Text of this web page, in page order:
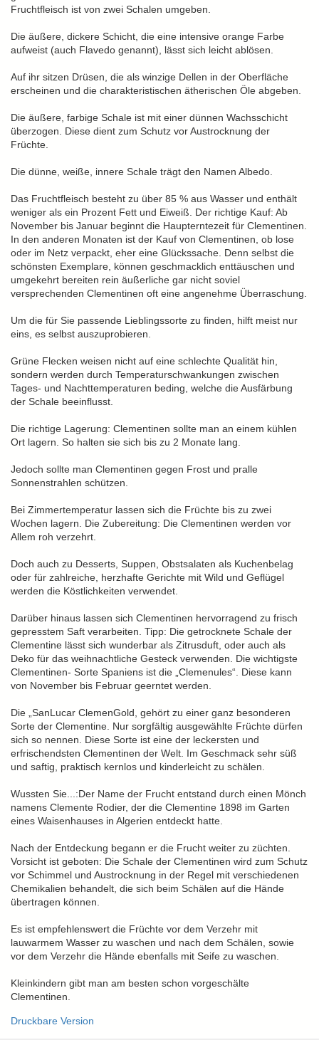
Fruchtfleisch ist von zwei Schalen umgeben.
Die äußere, dickere Schicht, die eine intensive orange Farbe
aufweist (auch Flavedo genannt), lässt sich leicht ablösen.
Auf ihr sitzen Drüsen, die als winzige Dellen in der Oberfläche
erscheinen und die charakteristischen ätherischen Öle abgeben.
Die äußere, farbige Schale ist mit einer dünnen Wachsschicht
überzogen. Diese dient zum Schutz vor Austrocknung der
Früchte.
Die dünne, weiße, innere Schale trägt den Namen Albedo.
Das Fruchtfleisch besteht zu über 85 % aus Wasser und enthält
weniger als ein Prozent Fett und Eiweiß. Der richtige Kauf: Ab
November bis Januar beginnt die Haupterntezeit für Clementinen.
In den anderen Monaten ist der Kauf von Clementinen, ob lose
oder im Netz verpackt, eher eine Glückssache. Denn selbst die
schönsten Exemplare, können geschmacklich enttäuschen und
umgekehrt bereiten rein äußerliche gar nicht soviel
versprechenden Clementinen oft eine angenehme Überraschung.
Um die für Sie passende Lieblingssorte zu finden, hilft meist nur
eins, es selbst auszuprobieren.
Grüne Flecken weisen nicht auf eine schlechte Qualität hin,
sondern werden durch Temperaturschwankungen zwischen
Tages- und Nachttemperaturen beding, welche die Ausfärbung
der Schale beeinflusst.
Die richtige Lagerung: Clementinen sollte man an einem kühlen
Ort lagern. So halten sie sich bis zu 2 Monate lang.
Jedoch sollte man Clementinen gegen Frost und pralle
Sonnenstrahlen schützen.
Bei Zimmertemperatur lassen sich die Früchte bis zu zwei
Wochen lagern. Die Zubereitung: Die Clementinen werden vor
Allem roh verzehrt.
Doch auch zu Desserts, Suppen, Obstsalaten als Kuchenbelag
oder für zahlreiche, herzhafte Gerichte mit Wild und Geflügel
werden die Köstlichkeiten verwendet.
Darüber hinaus lassen sich Clementinen hervorragend zu frisch
gepresstem Saft verarbeiten. Tipp: Die getrocknete Schale der
Clementine lässt sich wunderbar als Zitrusduft, oder auch als
Deko für das weihnachtliche Gesteck verwenden. Die wichtigste
Clementinen- Sorte Spaniens ist die „Clemenules“. Diese kann
von November bis Februar geerntet werden.
Die „SanLucar ClemenGold, gehört zu einer ganz besonderen
Sorte der Clementine. Nur sorgfältig ausgewählte Früchte dürfen
sich so nennen. Diese Sorte ist eine der leckersten und
erfrischendsten Clementinen der Welt. Im Geschmack sehr süß
und saftig, praktisch kernlos und kinderleicht zu schälen.
Wussten Sie...:Der Name der Frucht entstand durch einen Mönch
namens Clemente Rodier, der die Clementine 1898 im Garten
eines Waisenhauses in Algerien entdeckt hatte.
Nach der Entdeckung begann er die Frucht weiter zu züchten.
Vorsicht ist geboten: Die Schale der Clementinen wird zum Schutz
vor Schimmel und Austrocknung in der Regel mit verschiedenen
Chemikalien behandelt, die sich beim Schälen auf die Hände
übertragen können.
Es ist empfehlenswert die Früchte vor dem Verzehr mit
lauwarmem Wasser zu waschen und nach dem Schälen, sowie
vor dem Verzehr die Hände ebenfalls mit Seife zu waschen.
Kleinkindern gibt man am besten schon vorgeschälte
Clementinen.
Druckbare Version